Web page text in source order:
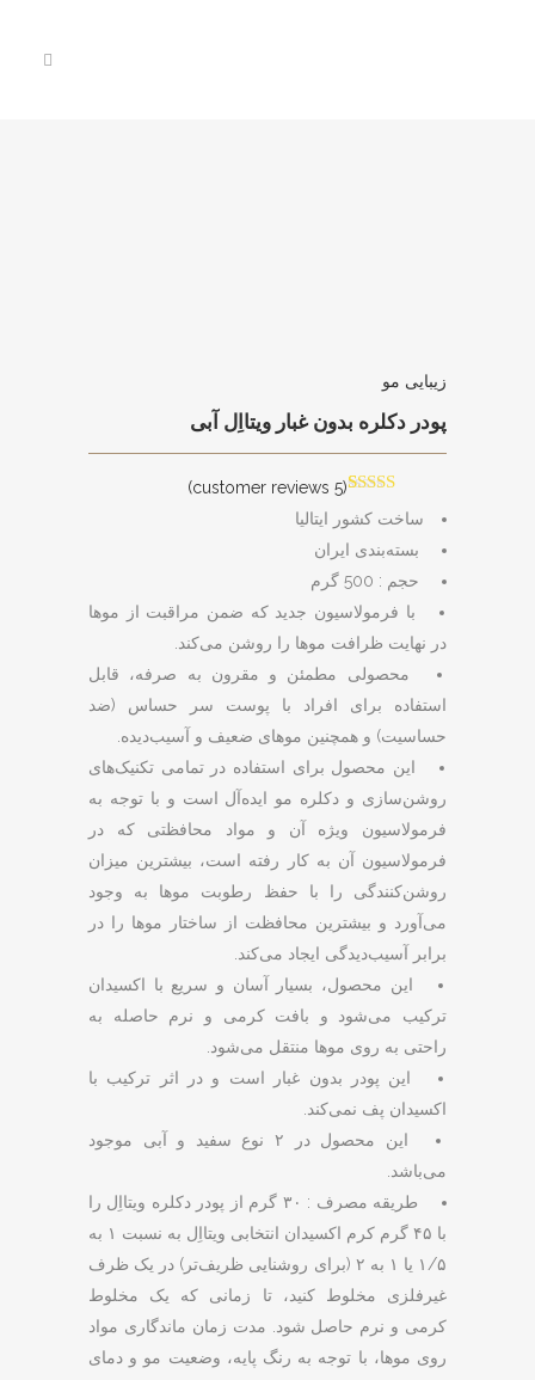
زیبایی مو
پودر دکلره بدون غبار ویتااِل آبی
Rated
out of 5
based on
customer
ratings
(
5
ساخت کشور ایتالیا
بسته‌بندی ایران
حجم : 500 گرم
با فرمولاسیون جدید که ضمن مراقبت از موها
در نهایت ظرافت موها را روشن می‌کند.
محصولی مطمئن و مقرون به صرفه، قابل
استفاده برای افراد با پوست سر حساس (ضد
حساسیت) و همچنین موهای ضعیف و آسیب‌دیده.
این محصول برای استفاده در تمامی تکنیک‌های
روشن‌سازی و دکلره مو ایده‌آل است و با توجه به
فرمولاسیون ویژه آن و مواد محافظتی که در
فرمولاسیون آن به کار رفته است، بیشترین میزان
روشن‌کنندگی را با حفظ رطوبت موها به وجود
می‌آورد و بیشترین محافظت از ساختار موها را در
برابر آسیب‌دیدگی ایجاد می‌کند.
این محصول، بسیار آسان و سریع با اکسیدان
ترکیب می‌شود و بافت کرمی و نرم حاصله به
راحتی به روی موها منتقل می‌شود.
این پودر بدون غبار است و در اثر ترکیب با
اکسیدان پف نمی‌کند.
این محصول در ۲ نوع سفید و آبی موجود
می‌باشد.
طریقه مصرف : ۳۰ گرم از پودر دکلره ویتااِل را
با ۴۵ گرم کرم اکسیدان انتخابی ویتااِل به نسبت ۱ به
۱/۵ یا ۱ به ۲ (برای روشنایی ظریف‌تر) در یک ظرف
غیرفلزی مخلوط کنید، تا زمانی که یک مخلوط
کرمی و نرم حاصل شود. مدت زمان ماندگاری مواد
روی موها، با توجه به رنگ پایه، وضعیت مو و دمای